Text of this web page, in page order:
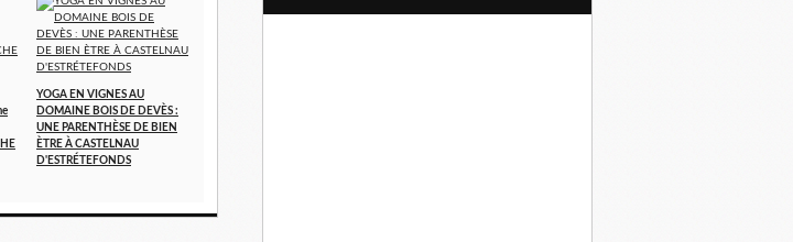
YOGA EN VIGNES AU
DOMAINE BOIS DE DEVÈS :
UNE PARENTHÈSE DE BIEN
ÈTRE À CASTELNAU
D'ESTRÉTEFONDS